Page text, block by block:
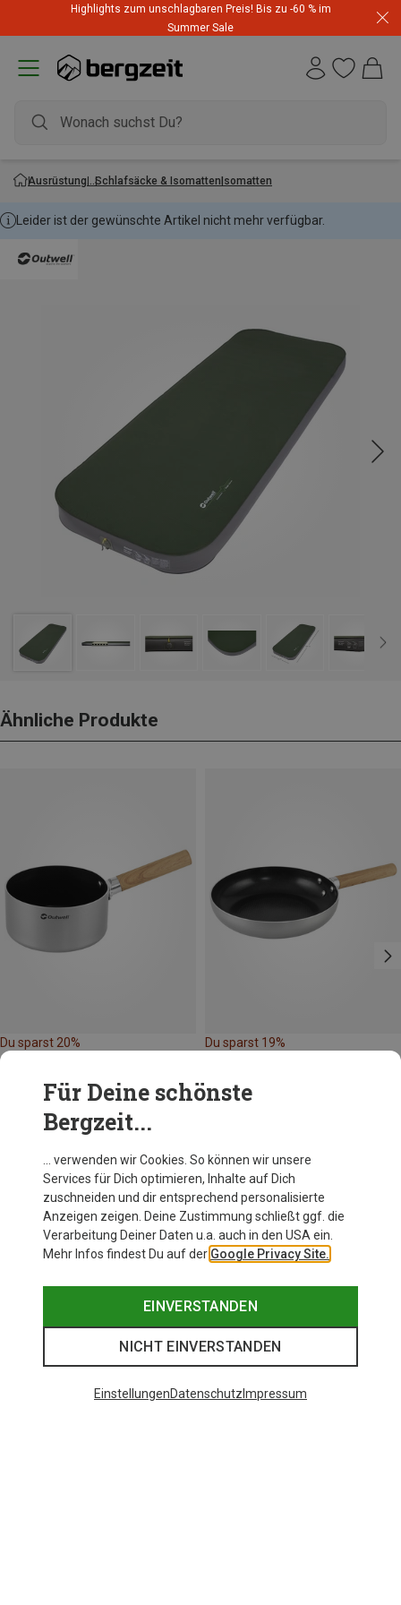
Highlights zum unschlagbaren Preis! Bis zu -60 % im
Summer Sale
Ausrüstung Schlafsäcke & IsomattenIsomatten
Leider ist der gewünschte Artikel nicht mehr verfügbar.
Ähnliche Produkte
Du sparst 20% Du sparst 19%
Andere Kunden kauften auch
Für Deine schönste
Bergzeit...
… verwenden wir Cookies. So können wir unsere
Services für Dich optimieren, Inhalte auf Dich
zuschneiden und dir entsprechend personalisierte
Anzeigen zeigen. Deine Zustimmung schließt ggf. die
Verarbeitung Deiner Daten u.a. auch in den USA ein.
Mehr Infos findest Du auf der Google Privacy Site.
EINVERSTANDEN
NICHT EINVERSTANDEN
EinstellungenDatenschutz Impressum